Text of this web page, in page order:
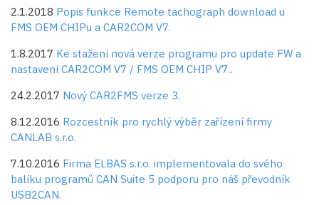
2.1.2018 Popis funkce Remote tachograph download u
FMS OEM CHIPu a CAR2COM V7.
1.8.2017 Ke stažení nová verze programu pro update FW a
nastavení CAR2COM V7 / FMS OEM CHIP V7..
24.2.2017 Nový CAR2FMS verze 3.
8.12.2016 Rozcestník pro rychlý výběr zařízení firmy
CANLAB s.r.o.
7.10.2016 Firma ELBAS s.r.o. implementovala do svého
balíku programů CAN Suite 5 podporu pro náš převodník
USB2CAN.